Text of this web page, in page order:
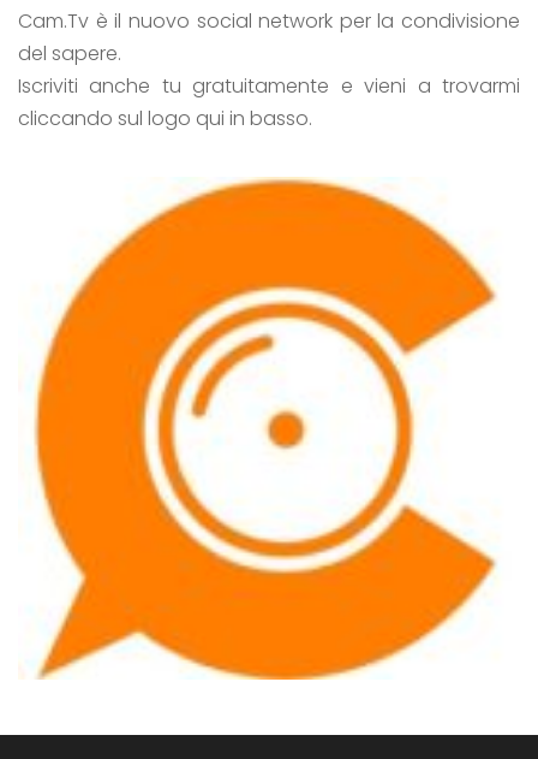
Cam.Tv è il nuovo social network per la condivisione
del sapere.
Iscriviti anche tu gratuitamente e vieni a trovarmi
cliccando sul logo qui in basso.